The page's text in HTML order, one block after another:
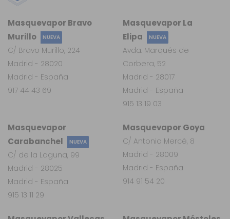
Masquevapor
Carabanchel
NUEVA
C/ de la Laguna, 99
Madrid - 28025
Madrid - España
915 13 11 29
Masquevapor Goya
C/ Antonia Mercé, 8
Madrid - 28009
Madrid - España
914 91 54 20
Masquevapor La
Elipa
NUEVA
Avda. Marqués de
Corbera, 52
Madrid - 28017
Madrid - España
915 13 19 03
Masquevapor Bravo
Murillo
NUEVA
C/ Bravo Murillo, 224
Madrid - 28020
Madrid - España
917 44 43 69